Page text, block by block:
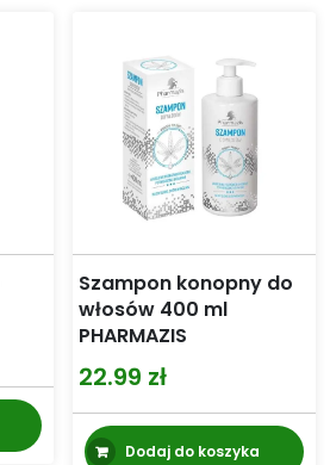
Szampon konopny do
włosów 400 ml
PHARMAZIS
22.99 zł
Dodaj do koszyka